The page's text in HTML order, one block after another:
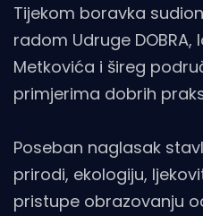
Tijekom boravka
radom Udruge
Metkovića i šireg
primjerima dobrih
Poseban naglasak
prirodi, ekologiju,
pristupe obrazovanju